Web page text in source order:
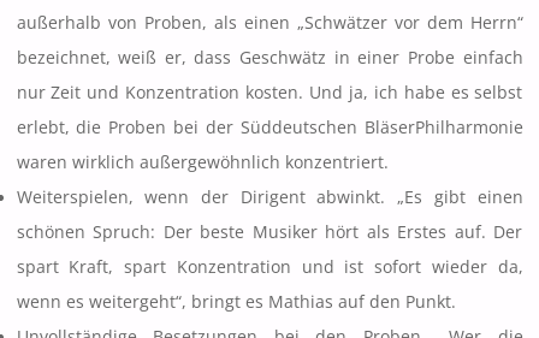
außerhalb von Proben, als einen „Schwätzer vor dem Herrn“
bezeichnet, weiß er, dass Geschwätz in einer Probe einfach
nur Zeit und Konzentration kosten. Und ja, ich habe es selbst
erlebt, die Proben bei der Süddeutschen BläserPhilharmonie
waren wirklich außergewöhnlich konzentriert.
Weiterspielen, wenn der Dirigent abwinkt. „Es gibt einen
schönen Spruch: Der beste Musiker hört als Erstes auf. Der
spart Kraft, spart Konzentration und ist sofort wieder da,
wenn es weitergeht“, bringt es Mathias auf den Punkt.